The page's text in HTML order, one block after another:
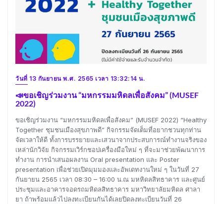
วันที่ 13 กันยายน พ.ศ. 2565 เวลา 13:32:14 น.
📣ขอเชิญร่วมงาน “มหกรรมมหิดลเพื่อสังคม” (MUSEF
2022)
ขอเชิญร่วมงาน “มหกรรมมหิดลเพื่อสังคม” (MUSEF 2022) “Healthy
Together ชุมชนเมืองสุขภาพดี” กิจกรรมจัดเต็มที่อยากชวนทุกท่าน
จัดเวลาให้ดี ทั้งการบรรยายและเสวนาจากประสบการณ์ทำงานจริงของ
เหล่านักวิจัย กิจกรรมเวิร์กชอปเครื่องมือใหม่ ๆ ที่จะมาช่วยพัฒนาการ
ทำงาน การนำเสนอผลงาน Oral presentation และ Poster
presentation เพื่อช่วยเปิดมุมมองและอัพเดทงานใหม่ ๆ ในวันที่ 27
กันยายน 2565 เวลา 08:30 – 16:00 น.ณ มหหิดลสิทธาคาร และศูนย์
ประชุมและอาคารจอดรถมหิดลสิทธาคาร มหาวิทยาลัยมหิดล ศาลา
ยา ถ้าพร้อมแล้วไปลงทะเบียนกันได้เลยปิดลงทะเบียนวันที่ 26